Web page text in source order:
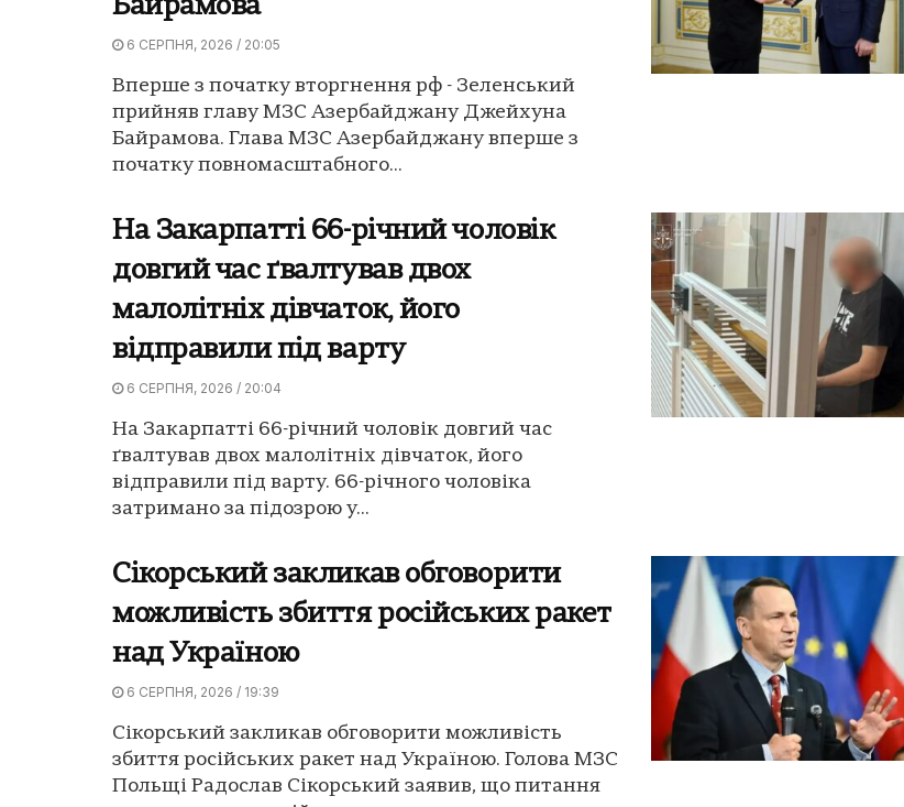
Байрамова
6 СЕРПНЯ, 2026 / 20:05
Вперше з початку вторгнення рф - Зеленський
прийняв главу МЗС Азербайджану Джейхуна
Байрамова. Глава МЗС Азербайджану вперше з
початку повномасштабного...
На Закарпатті 66-річний чоловік
довгий час ґвалтував двох
малолітніх дівчаток, його
відправили під варту
6 СЕРПНЯ, 2026 / 20:04
На Закарпатті 66-річний чоловік довгий час
ґвалтував двох малолітніх дівчаток, його
відправили під варту. 66-річного чоловіка
затримано за підозрою у...
Сікорський закликав обговорити
можливість збиття російських ракет
над Україною
6 СЕРПНЯ, 2026 / 19:39
Сікорський закликав обговорити можливість
збиття російських ракет над Україною. Голова МЗС
Польщі Радослав Сікорський заявив, що питання